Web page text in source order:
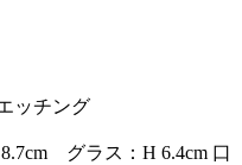
ッチング
グラス：H 6.4cm 口